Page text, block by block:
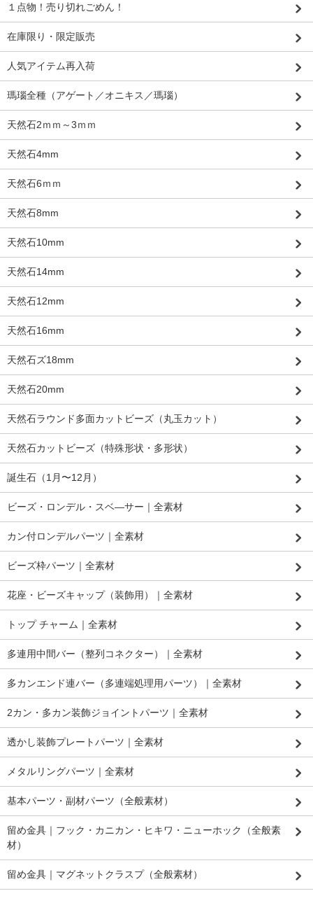
１点物！売り切れごめん！
在庫限り・限定販売
人気アイテム再入荷
瑪瑙全種（アゲート／オニキス／瑪瑙）
天然石2ｍｍ～3ｍｍ
天然石4mm
天然石6ｍｍ
天然石8mm
天然石10mm
天然石14mm
天然石12mm
天然石16mm
天然石ズ18mm
天然石20mm
天然石ラウンド多面カットビーズ（丸玉カット）
天然石カットビーズ（特殊形状・多形状）
誕生石（1月〜12月）
ビーズ・ロンデル・スベ―サー｜全素材
カン付ロンデルパーツ｜全素材
ビーズ枠パーツ｜全素材
花座・ビーズキャップ（装飾用）｜全素材
トップ チャーム｜全素材
多連用中間バー（整列コネクター）｜全素材
多カンエンド連バー（多連端処理用パーツ）｜全素材
2カン・多カン装飾ジョイントパーツ｜全素材
透かし装飾プレートパーツ｜全素材
メタルリングパーツ｜全素材
基本パーツ・副材パーツ（全般素材）
留め金具｜フック・カニカン・ヒキワ・ニューホック（全般素
材）
留め金具｜マグネットクラスプ（全般素材）